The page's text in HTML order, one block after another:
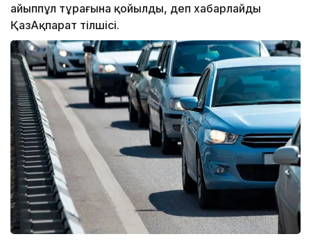
айыппұл тұрағына қойылды, деп хабарлайды
ҚазАқпарат тілшісі.